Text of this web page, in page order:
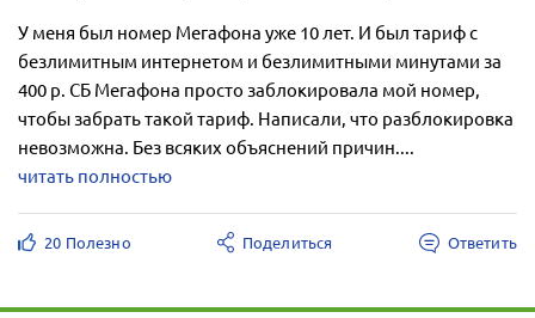
У меня был номер Мегафона уже 10 лет. И был тариф с
безлимитным интернетом и безлимитными минутами за
400 р. СБ Мегафона просто заблокировала мой номер,
чтобы забрать такой тариф. Написали, что разблокировка
невозможна. Без всяких объяснений причин....
читать полностью
20 Полезно Поделиться Ответить